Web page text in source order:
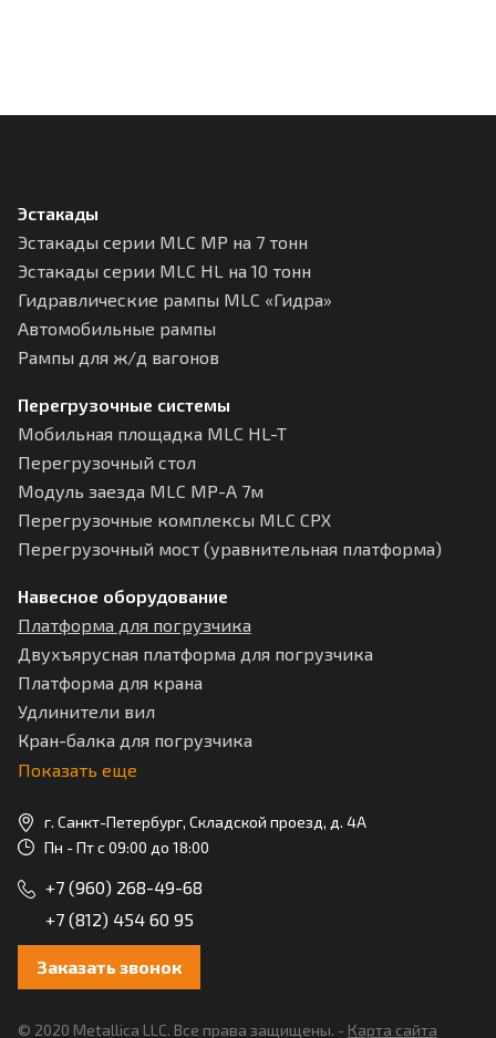
Эстакады
Эстакады серии MLC МР на 7 тонн
Эстакады серии MLC HL на 10 тонн
Гидравлические рампы MLC «Гидра»
Автомобильные рампы
Рампы для ж/д вагонов
Навесное оборудование
Платформа для погрузчика
Двухъярусная платформа для погрузчика
Платформа для крана
Удлинители вил
Кран-балка для погрузчика
Показать еще
Перегрузочные системы
Мобильная площадка MLC HL-T
Перегрузочный стол
Модуль заезда MLC МР-А 7м
Перегрузочные комплексы MLC CPX
Перегрузочный мост (уравнительная платформа)
г. Санкт-Петербург, Складской проезд, д. 4А
Пн - Пт с 09:00 до 18:00
+7 (960) 268-49-68
+7 (812) 454 60 95
Заказать звонок
© 2020 Metallica LLC. Все права защищены. - Карта сайта